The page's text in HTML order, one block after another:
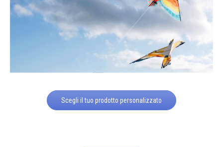
Scegli il tuo prodotto personalizzato